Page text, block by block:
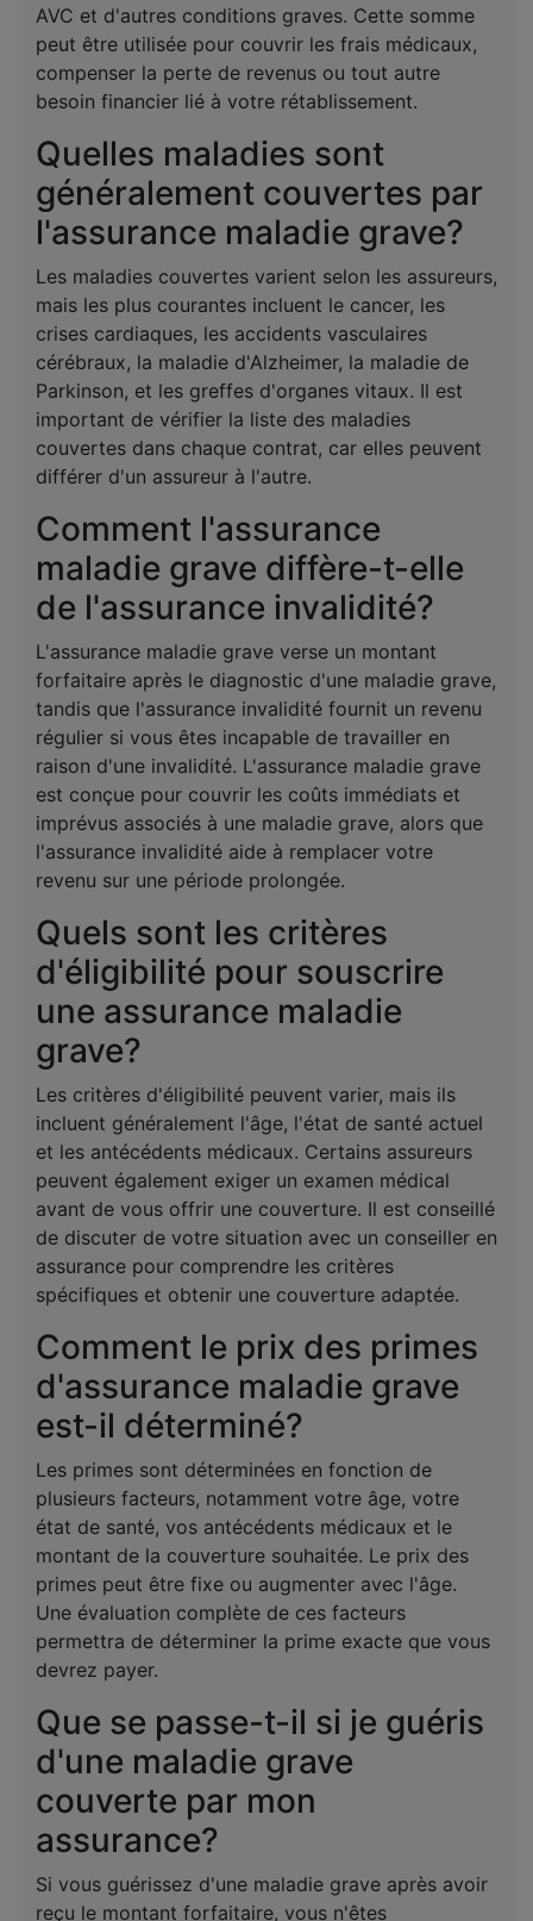
AVC et d'autres conditions graves. Cette somme
peut être utilisée pour couvrir les frais médicaux,
compenser la perte de revenus ou tout autre
besoin financier lié à votre rétablissement.
Quelles maladies sont
généralement couvertes par
l'assurance maladie grave?
Les maladies couvertes varient selon les assureurs,
mais les plus courantes incluent le cancer, les
crises cardiaques, les accidents vasculaires
cérébraux, la maladie d'Alzheimer, la maladie de
Parkinson, et les greffes d'organes vitaux. Il est
important de vérifier la liste des maladies
couvertes dans chaque contrat, car elles peuvent
différer d'un assureur à l'autre.
Comment l'assurance
maladie grave diffère-t-elle
de l'assurance invalidité?
L'assurance maladie grave verse un montant
forfaitaire après le diagnostic d'une maladie grave,
tandis que l'assurance invalidité fournit un revenu
régulier si vous êtes incapable de travailler en
raison d'une invalidité. L'assurance maladie grave
est conçue pour couvrir les coûts immédiats et
imprévus associés à une maladie grave, alors que
l'assurance invalidité aide à remplacer votre
revenu sur une période prolongée.
Quels sont les critères
d'éligibilité pour souscrire
une assurance maladie
grave?
Les critères d'éligibilité peuvent varier, mais ils
incluent généralement l'âge, l'état de santé actuel
et les antécédents médicaux. Certains assureurs
peuvent également exiger un examen médical
avant de vous offrir une couverture. Il est conseillé
de discuter de votre situation avec un conseiller en
assurance pour comprendre les critères
spécifiques et obtenir une couverture adaptée.
Comment le prix des primes
d'assurance maladie grave
est-il déterminé?
Les primes sont déterminées en fonction de
plusieurs facteurs, notamment votre âge, votre
état de santé, vos antécédents médicaux et le
montant de la couverture souhaitée. Le prix des
primes peut être fixe ou augmenter avec l'âge.
Une évaluation complète de ces facteurs
permettra de déterminer la prime exacte que vous
devrez payer.
Que se passe-t-il si je guéris
d'une maladie grave
couverte par mon
assurance?
Si vous guérissez d'une maladie grave après avoir
reçu le montant forfaitaire, vous n'êtes